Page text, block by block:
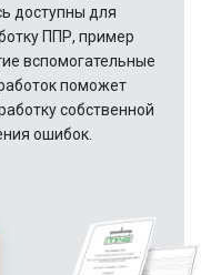
доступны для
ППР, пример
вспомогательные
поможет
собственной
ошибок.